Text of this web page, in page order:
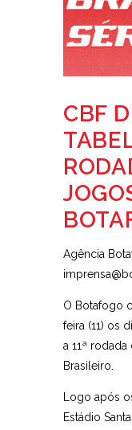
CBF
Agência
O Botafogo
feira (11) os
a 11ª
Brasileiro.
Logo após
Estádio